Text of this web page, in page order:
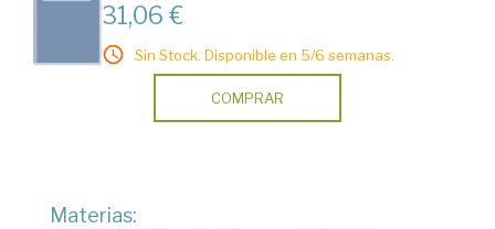
31,06 €
Sin Stock. Disponible en 5/6 semanas.
COMPRAR
Materias: